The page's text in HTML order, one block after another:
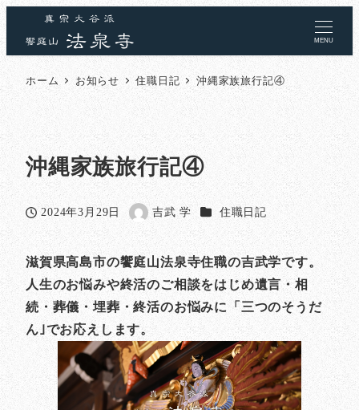
MENU
ホーム お知らせ 住職日記 沖縄家族旅行記④
沖縄家族旅行記④
投稿日
2024年3月29日
著
者
吉武 学 カテゴリー
住職日記
滋賀県高島市の饗庭山法泉寺住職の吉武学です。
人生のお悩みや終活のご相談をはじめ遺言・相
続・葬儀・埋葬・終活のお悩みに「三つのそうだ
ん｣でお応えします。